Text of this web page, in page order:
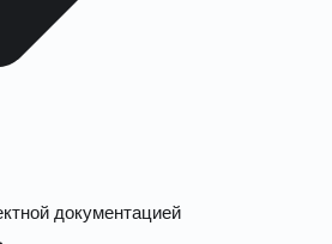
документацией